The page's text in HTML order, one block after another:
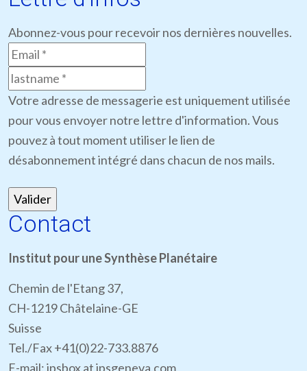
Abonnez-vous pour recevoir nos dernières nouvelles.
Votre adresse de messagerie est uniquement utilisée
pour vous envoyer notre lettre d'information. Vous
pouvez à tout moment utiliser le lien de
désabonnement intégré dans chacun de nos mails.
Contact
Institut pour une Synthèse Planétaire
Chemin de l'Etang 37,
CH-1219 Châtelaine-GE
Suisse
Tel./Fax +41(0)22-733.8876
E-mail: ipsbox at ipsgeneva.com